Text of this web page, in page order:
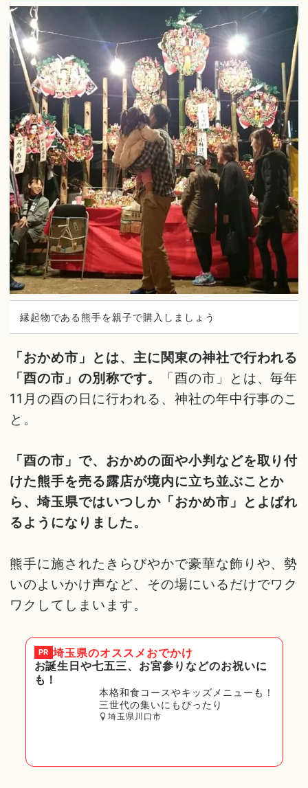
縁起物である熊手を親子で購入しましょう
「おかめ市」とは、主に関東の神社で行われる
「酉の市」の別称です。
「酉の市」とは、毎年
11月の酉の日に行われる、神社の年中行事のこ
と。
「酉の市」で、おかめの面や小判などを取り付
けた熊手を売る露店が境内に立ち並ぶことか
ら、埼玉県ではいつしか「おかめ市」とよばれ
るようになりました。
熊手に施されたきらびやかで豪華な飾りや、勢
いのよいかけ声など、その場にいるだけでワク
ワクしてしまいます。
PR 埼玉県のオススメおでかけ
お誕生日や七五三、お宮参りなどのお祝いに
も！
本格和食コースやキッズメニューも！
三世代の集いにもぴったり
埼玉県川口市